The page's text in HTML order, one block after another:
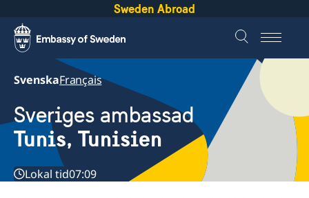
Sweden Abroad
SvenskaFrançais
Sveriges ambassad
Tunis, Tunisien
Lokal tid07:09